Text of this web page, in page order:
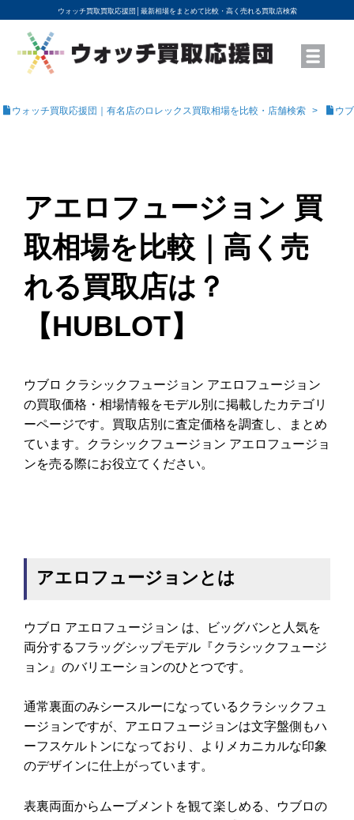
ウォッチ買取買取応援団│ 最新相場をまとめて比較・高く売れる買取店検索
YouTubeで動画を公開中
ROLEXモデル名から買取相場を調べる
高級時計ブランド名から買取相場を調べる
地域から買取店を探す
店舗名から買取店を探す
ブランド時計を高く売る方法
買取査定を依頼する
ウォッチ買取応援団｜有名店のロレックス買取相場を比較・店舗検索 ウ
アエロフュージョン 買
取相場を比較｜高く売
れる買取店は？
【HUBLOT】
ウブロ クラシックフュージョン アエロフュージョン
の買取価格・相場情報をモデル別に掲載したカテゴリ
ーページです。買取店別に査定価格を調査し、まとめ
ています。クラシックフュージョン アエロフュージョ
ンを売る際にお役立てください。
アエロフュージョンとは
ウブロ アエロフュージョン は、ビッグバンと人気を
両分するフラッグシップモデル『クラシックフュージ
ョン』のバリエーションのひとつです。
通常裏面のみシースルーになっているクラシックフュ
ージョンですが、アエロフュージョンは文字盤側もハ
ーフスケルトンになっており、よりメカニカルな印象
のデザインに仕上がっています。
表裏両面からムーブメントを観て楽しめる、ウブロの